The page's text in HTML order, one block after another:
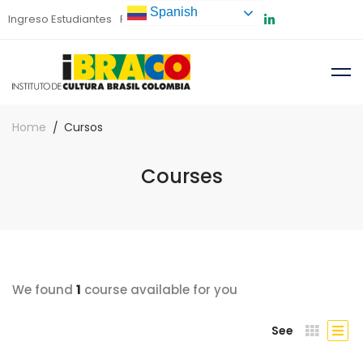
Ingreso Estudiantes Preinscripción
Home Cursos
Courses
We found 1 course available for you
See
Spanish